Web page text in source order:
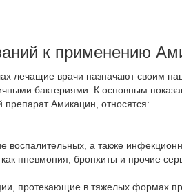
к применению
лечащие врачи назначают своим
бактериями. К основным
препарат Амикацин, относятся:
воспалительных, а также
как пневмония, бронхиты и прочие
протекающие в тяжелых формах